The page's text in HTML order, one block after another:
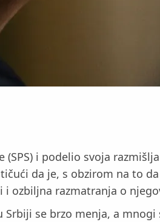
i podelio svoja
da je, s obzirom na to
i ozbiljna razmatranja o
se brzo menja, a